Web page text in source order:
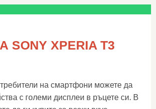
XPERIA T3
на смартфони можете да
с големи дисплеи в ръцете си. В